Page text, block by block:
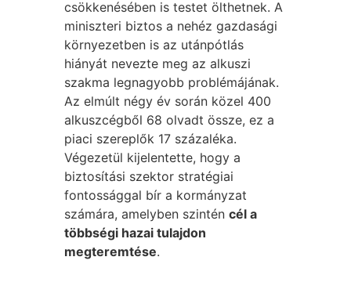
csökkenésében is testet ölthetnek. A
miniszteri biztos a nehéz gazdasági
környezetben is az utánpótlás
hiányát nevezte meg az alkuszi
szakma legnagyobb problémájának.
Az elmúlt négy év során közel 400
alkuszcégből 68 olvadt össze, ez a
piaci szereplők 17 százaléka.
Végezetül kijelentette, hogy a
biztosítási szektor stratégiai
fontossággal bír a kormányzat
számára, amelyben szinténcél a
többségi hazai tulajdon
megteremtése.